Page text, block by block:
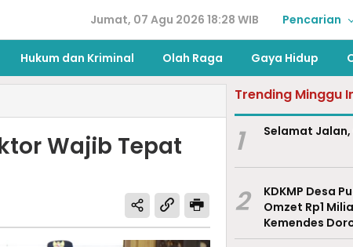
Jumat, 07 Agu 2026 18:28 WIB Pencarian
Hukum dan Kriminal Olah Raga Gaya Hidup
Wajib Tepat
Trending Minggu
1 Selamat Jalan,
2
KDKMP Desa
Omzet Rp1
Kemendes
Percontohan